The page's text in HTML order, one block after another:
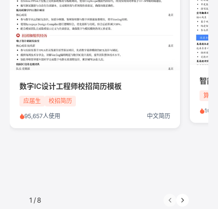
数字IC设计工程师校招简历模板
应届生 校招简历
95,657人使用 中文简历
算法
1 /8